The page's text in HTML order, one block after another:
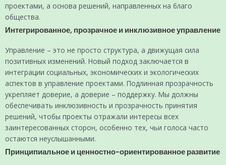
проектами, а основа решений, направленных на благо
общества.
Интегрированное, прозрачное и инклюзивное управление
Управление – это не просто структура, а движущая сила
позитивных изменений. Новый подход заключается в
интеграции социальных, экономических и экологических
аспектов в управление проектами. Подлинная прозрачность
укрепляет доверие, а доверие – поддержку. Мы должны
обеспечивать инклюзивность и прозрачность принятия
решений, чтобы проекты отражали интересы всех
заинтересованных сторон, особенно тех, чьи голоса часто
остаются неуслышанными.
Принципиальное и ценностно-ориентированное развитие